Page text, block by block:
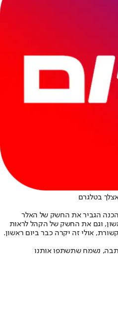
בטלגרם
הגביר את החשק של האלר
וגם את החשק של הקהל לראות
אולי זה יקרה כבר ביום ראשון.
נשמח שתשתפו אותנו